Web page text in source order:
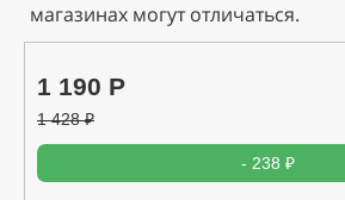
магазинах могут отличаться.
1 190 Р
1 428₽
- 238 ₽